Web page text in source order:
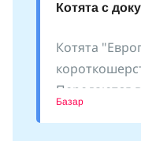
Котята с
Котята
Передаются
месяцев.
Базар